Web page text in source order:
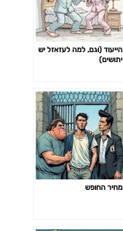
הייעוד (וגם, למה לעזאזל יש
יתושים)
מחיר החופש